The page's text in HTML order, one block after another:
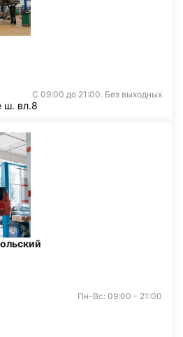
С 09:00 до 21:00. Без выходных
ш. вл.8
Пн-Вс: 09:00 - 21:00